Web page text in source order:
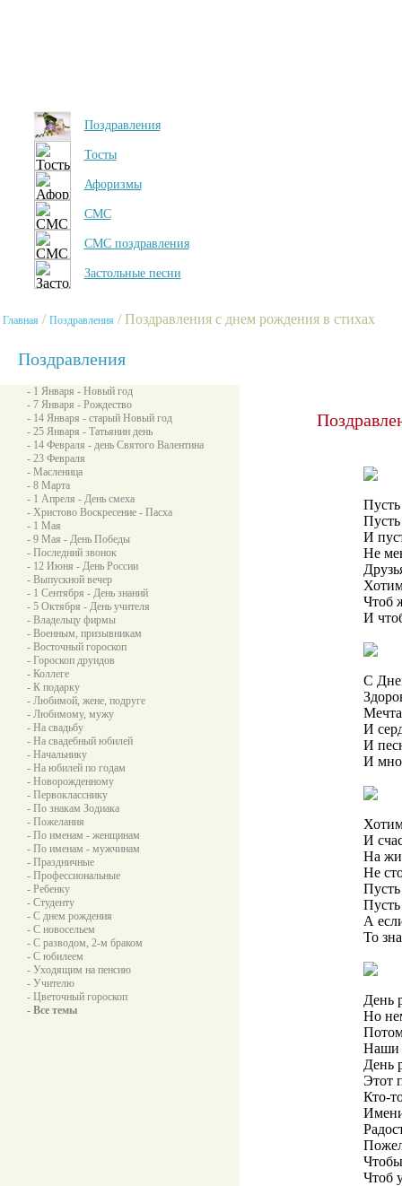
Поздравления
Тосты
Афоризмы
СМС
СМС поздравления
Застольные песни
Главная / Поздравления / Поздравления с днем рождения в стихах
Поздравления
- 1 Января - Новый год
- 7 Января - Рождество
- 14 Января - старый Новый год
- 25 Января - Татьянин день
- 14 Февраля - день Святого Валентина
- 23 Февраля
- Масленица
- 8 Марта
- 1 Апреля - День смеха
- Христово Воскресение - Пасха
- 1 Мая
- 9 Мая - День Победы
- Последний звонок
- 12 Июня - День России
- Выпускной вечер
- 1 Сентября - День знаний
- 5 Октября - День учителя
- Владельцу фирмы
- Военным, призывникам
- Восточный гороскоп
- Гороскоп друидов
- Коллеге
- К подарку
- Любимой, жене, подруге
- Любимому, мужу
- На свадьбу
- На свадебный юбилей
- Начальнику
- На юбилей по годам
- Новорожденному
- Первокласснику
- По знакам Зодиака
- Пожелания
- По именам - женщинам
- По именам - мужчинам
- Праздничные
- Профессиональные
- Ребенку
- Студенту
- С днем рождения
- С новосельем
- С разводом, 2-м браком
- С юбилеем
- Уходящим на пенсию
- Учителю
- Цветочный гороскоп
- Все темы
Пусть
И
Не
Чтоб
И
С
И
И
И
И
На
Не
Пусть
Пусть
А
То
День
Но
Наши
День
Этот
Кто-
Чтоб